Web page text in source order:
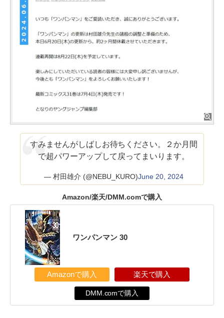
すみませんがしばしお待ちください。２か月間
で超パワーアップして戻ってまいります。
— 村田雄介 (@NEBU_KURO)June 20, 2024
Amazon/楽天/DMM.comで購入
ワンパンマン 30
Amazonで購入 楽天で購入
DMM.comで購入